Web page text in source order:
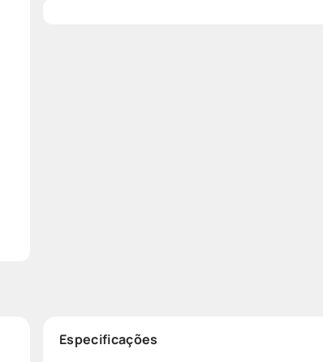
Especificações